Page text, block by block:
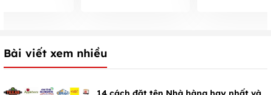
Bài viết xem nhiều